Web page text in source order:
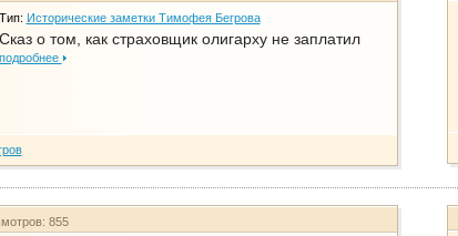
Тип: Исторические заметки Тимофея Бегрова
Сказ о том, как страховщик олигарху не заплатил
подробнее
855